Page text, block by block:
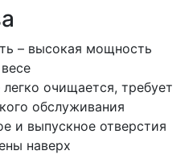
– высокая мощность
очищается, требует
обслуживания
и выпускное отверстия
наверх